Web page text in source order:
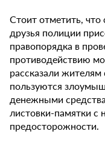
Стоит отметить,
друзья полиции
правопорядка в
противодействию
рассказали
пользуются
денежными
листовки-памятки
предосторожности.